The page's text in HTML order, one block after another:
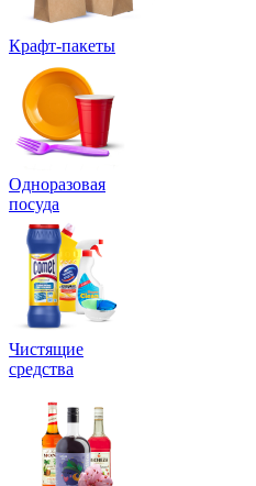
Крафт-пакеты
Одноразовая
посуда
Чистящие
средства